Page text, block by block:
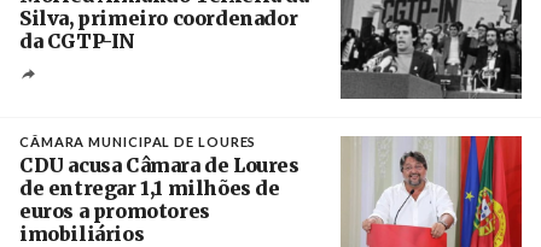
Silva, primeiro coordenador
da CGTP-IN
CÂMARA MUNICIPAL DE LOURES
CDU acusa Câmara de Loures
de entregar 1,1 milhões de
euros a promotores
imobiliários